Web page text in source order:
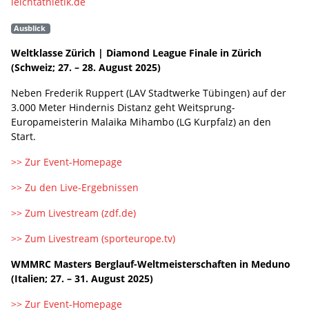
Ausblick
Weltklasse Zürich | Diamond League Finale in Zürich
(Schweiz; 27. – 28. August 2025)
Neben Frederik Ruppert (LAV Stadtwerke Tübingen) auf der
3.000 Meter Hindernis Distanz geht Weitsprung-
Europameisterin Malaika Mihambo (LG Kurpfalz) an den
Start.
>> Zur Event-Homepage
>> Zu den Live-Ergebnissen
>> Zum Livestream (zdf.de)
>> Zum Livestream (sporteurope.tv)
WMMRC Masters Berglauf-Weltmeisterschaften in Meduno
(Italien; 27. – 31. August 2025)
>> Zur Event-Homepage